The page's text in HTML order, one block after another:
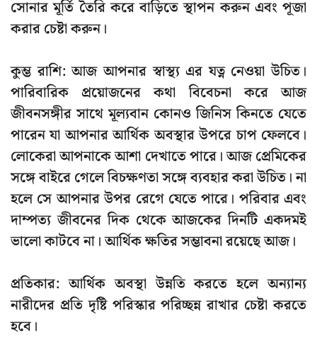
সোনার মূর্তি তৈরি করে বাড়িতে স্থাপন করুন এবং পূজা
করার চেষ্টা করুন।
কুম্ভ রাশি: আজ আপনার স্বাস্থ্য এর যত্ন নেওয়া উচিত।
পারিবারিক প্রয়োজনের কথা বিবেচনা করে আজ
জীবনসঙ্গীর সাথে মূল্যবান কোনও জিনিস কিনতে যেতে
পারেন যা আপনার আর্থিক অবস্থার উপরে চাপ ফেলবে।
লোকেরা আপনাকে আশা দেখাতে পারে। আজ প্রেমিকের
সঙ্গে বাইরে গেলে বিচক্ষণতা সঙ্গে ব্যবহার করা উচিত। না
হলে সে আপনার উপর রেগে যেতে পারে। পরিবার এবং
দাম্পত্য জীবনের দিক থেকে আজকের দিনটি একদমই
ভালো কাটবে না। আর্থিক ক্ষতির সম্ভাবনা রয়েছে আজ।
প্রতিকার: আর্থিক অবস্থা উন্নতি করতে হলে অন্যান্য
নারীদের প্রতি দৃষ্টি পরিস্কার পরিচ্ছন্ন রাখার চেষ্টা করতে
হবে।